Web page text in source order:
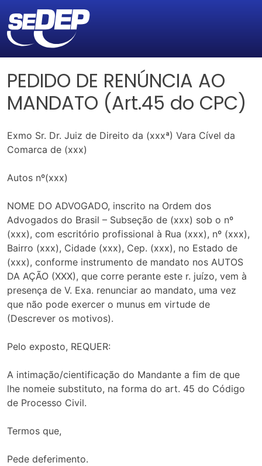
PEDIDO DE RENÚNCIA AO
MANDATO (Art.45 do CPC)
Exmo Sr. Dr. Juiz de Direito da (xxxª) Vara Cível da
Comarca de (xxx)
Autos nº(xxx)
NOME DO ADVOGADO, inscrito na Ordem dos
Advogados do Brasil – Subseção de (xxx) sob o nº
(xxx), com escritório profissional à Rua (xxx), nº (xxx),
Bairro (xxx), Cidade (xxx), Cep. (xxx), no Estado de
(xxx), conforme instrumento de mandato nos AUTOS
DA AÇÃO (XXX), que corre perante este r. juízo, vem à
presença de V. Exa. renunciar ao mandato, uma vez
que não pode exercer o munus em virtude de
(Descrever os motivos).
Pelo exposto, REQUER:
A intimação/cientificação do Mandante a fim de que
lhe nomeie substituto, na forma do art. 45 do Código
de Processo Civil.
Termos que,
Pede deferimento.